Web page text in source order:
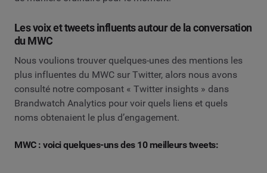
Les voix et tweets influents autour de la conversation
du MWC
Nous voulions trouver quelques-unes des mentions les
plus influentes du MWC sur Twitter, alors nous avons
consulté notre composant « Twitter insights » dans
Brandwatch Analytics pour voir quels liens et quels
noms obtenaient le plus d’engagement.
MWC : voici quelques-uns des 10 meilleurs tweets: